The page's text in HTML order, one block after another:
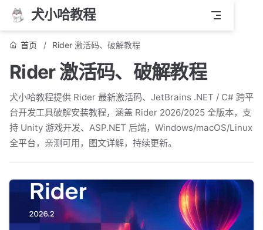
犬小哈教程
首页 Rider 激活码、破解教程
Rider 激活码、破解教程
犬小哈教程提供 Rider 最新激活码、JetBrains .NET / C# 跨平
台开发工具破解安装教程，涵盖 Rider 2026/2025 全版本，支
持 Unity 游戏开发、ASP.NET 后端，Windows/macOS/Linux
全平台，亲测可用，图文详解，持续更新。